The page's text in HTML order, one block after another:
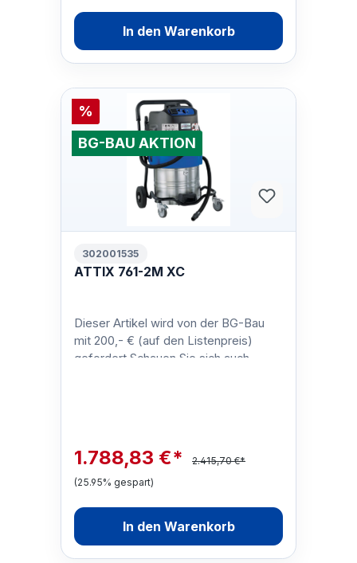
In den Warenkorb
%
BG-BAU AKTION
302001535
ATTIX 761-2M XC
Dieser Artikel wird von der BG-Bau
mit 200,- € (auf den Listenpreis)
gefordert.Schauen Sie sich auch
1.788,83 €*
2.415,70 €*
(25.95% gespart)
In den Warenkorb